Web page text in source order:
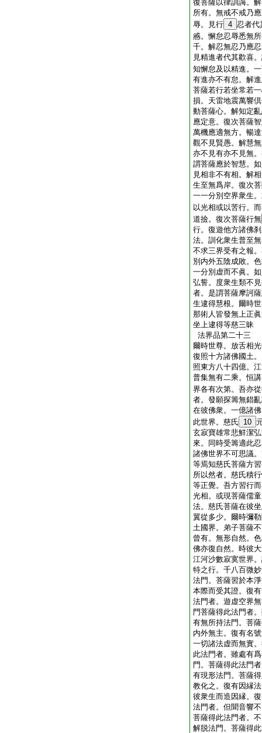
復菩薩以律訓誨。
所有。無戒不戒乃
辱。見行 4 忍者代
慼。懈怠忍辱悉無
千。解忍無忍乃應
見精進者代其歡喜
知懈怠及以精進。
有進亦不有怠。解
菩薩若行若坐常若
損。天雷地震萬響
動菩薩心。解知定
應定意。復次菩薩
萬機應適無方。暢
觀不見賢愚。解慧
亦不見有亦不見無
謂菩薩應於智慧。
見相非不有相。解
生至無爲岸。復次
一一分別空界衆生
以光相或以苦行。
道撿。復次菩薩行無
行。復遊他方諸佛
法。訓化衆生普至
不求三界受有之報
別内外五陰成敗。
一分別虚而不眞。
弘誓。度衆生類不
者。是謂菩薩摩訶
生逮得慧根。爾時
那術人皆發無上正
坐上逮得等慈三昧
法界品第二十三
爾時世尊。放舌相
復照十方諸佛國土
照東方八十四億。
普集無有二乘。恒
界各有次第。吾亦
者。發願探籌無錯
在彼佛衆。一億諸
此世界。慈氏
10
玄寂寶雄常悲鮮潔
來。同時受籌適此
諸佛世界不可思議
等焉知慈氏菩薩方
所以然者。慈氏積
等正覺。吾方習行
光相。或現菩薩儒
法。慈氏菩薩在彼
翼從多少。爾時彌
土國界。弟子菩薩
曾有。無形自然。
佛亦復自然。時彼
江河沙數寂寞世界
特之行。千八百微
法門。菩薩習於本
本際而受其證。復
法門者。遊虚空界
門菩薩得此法門者
有無所持法門。菩
内外無主。復有名
一切諸法虚而無實
此法門者。雖處有
門。菩薩得此法門
有現形法門。菩薩
教化之。復有因縁
彼衆生而造因縁。
法門者。但聞音響
菩薩得此法門者。
解脱法門。菩薩得